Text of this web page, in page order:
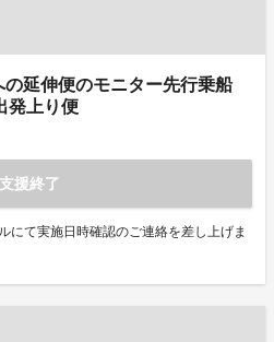
延伸便のモニター先行乗船
上り便
支援終了
にて実施日時確認のご連絡を差し上げま